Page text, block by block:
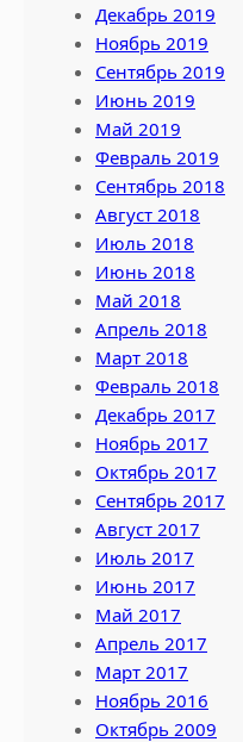
Декабрь 2019
Ноябрь 2019
Сентябрь 2019
Июнь 2019
Май 2019
Февраль 2019
Сентябрь 2018
Август 2018
Июль 2018
Июнь 2018
Май 2018
Апрель 2018
Март 2018
Февраль 2018
Декабрь 2017
Ноябрь 2017
Октябрь 2017
Сентябрь 2017
Август 2017
Июль 2017
Июнь 2017
Май 2017
Апрель 2017
Март 2017
Ноябрь 2016
Октябрь 2009